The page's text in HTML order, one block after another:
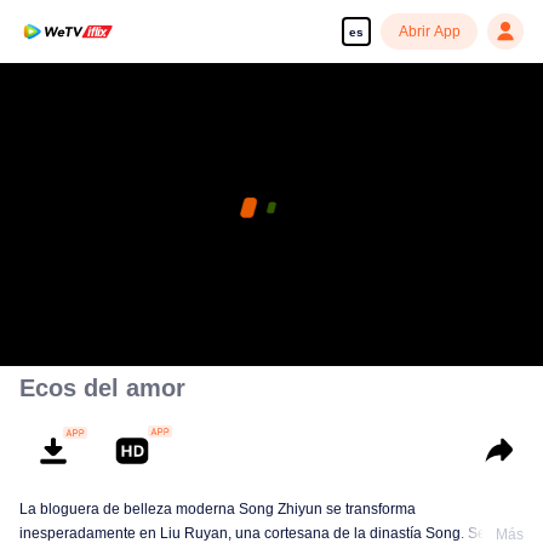
es Abrir App
Ecos del amor
La bloguera de belleza moderna Song Zhiyun se transforma
inesperadamente en Liu Ruyan, una cortesana de la dinastía Song. Se veMás